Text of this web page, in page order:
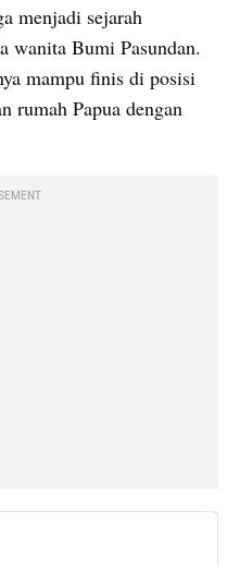
menjadi sejarah
wanita Bumi Pasundan.
mampu finis di posisi
rumah Papua dengan